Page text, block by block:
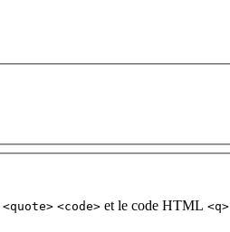
<quote> <code> et le code HTML <q>